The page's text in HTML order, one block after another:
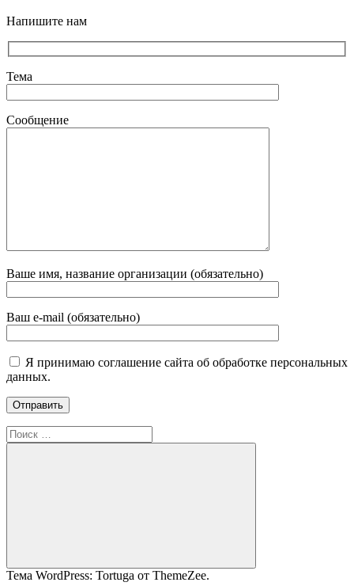
Напишите нам
Тема
Сообщение
Ваше имя, название организации (обязательно)
Ваш e-mail (обязательно)
Я принимаю соглашение сайта об обработке персональных
данных.
Поиск
для:
Поиск
Тема WordPress: Tortuga от ThemeZee.